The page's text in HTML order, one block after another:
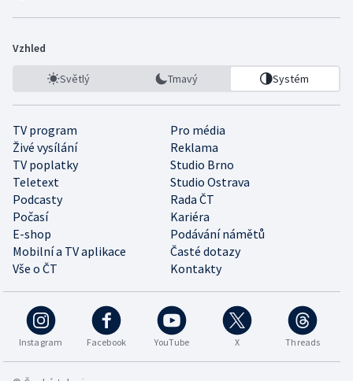
Vzhled
Světlý Tmavý Systém
TV program
Pro média
Živé vysílání
Reklama
TV poplatky
Studio Brno
Teletext
Studio Ostrava
Podcasty
Rada ČT
Počasí
Kariéra
E-shop
Podávání námětů
Mobilní a TV aplikace
Časté dotazy
Vše o ČT
Kontakty
Instagram Facebook YouTube X Threads